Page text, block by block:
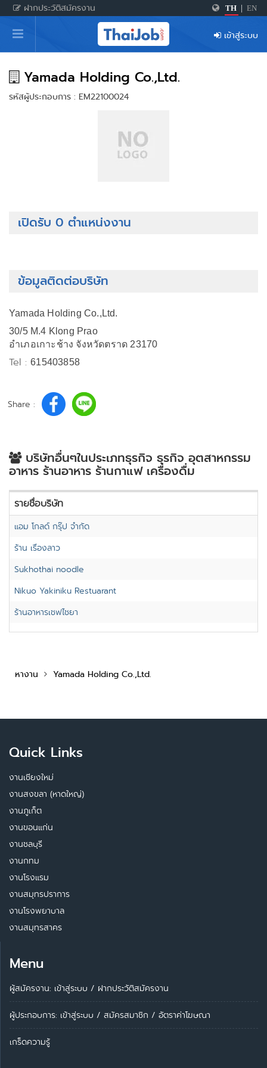
ฝากประวัติสมัครงาน TH EN
หน้าหลัก
ผู้สมัครงาน: เข้าสู่ระบบ
ฝากประวัติสมัครงาน
เกร็ดความรู้
เข้าสู่ระบบ
Yamada Holding Co.,Ltd.
รหัสผู้ประกอบการ : EM22100024
เปิดรับ 0 ตำแหน่งงาน
ข้อมูลติดต่อบริษัท
Yamada Holding Co.,Ltd.
30/5 M.4 Klong Prao
อำเภอเกาะช้าง จังหวัดตราด 23170
Tel :615403858
Share :
บริษัทอื่นๆในประเภทธุรกิจ ธุรกิจ อุตสาหกรรม
อาหาร ร้านอาหาร ร้านกาแฟ เครื่องดื่ม
รายชื่อบริษัท
แอม โกลด์ กรุ๊ป จำกัด
ร้าน เรื่องลาว
Sukhothai noodle
Nikuo Yakiniku Restuarant
ร้านอาหารเชฟไชยา
หางาน Yamada Holding Co.,Ltd.
Quick Links
งานเชียงใหม่
งานสงขลา (หาดใหญ่)
งานภูเก็ต
งานขอนแก่น
งานชลบุรี
งานกทม
งานโรงแรม
งานสมุทรปราการ
งานโรงพยาบาล
งานสมุทรสาคร
Menu
ผู้สมัครงาน: เข้าสู่ระบบ / ฝากประวัติสมัครงาน
ผู้ประกอบการ: เข้าสู่ระบบ / สมัครสมาชิก / อัตราค่าโฆษณา
เกร็ดความรู้